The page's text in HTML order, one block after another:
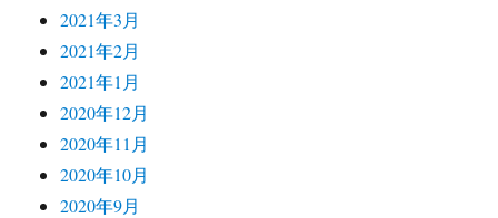
2021年3月
2021年2月
2021年1月
2020年12月
2020年11月
2020年10月
2020年9月